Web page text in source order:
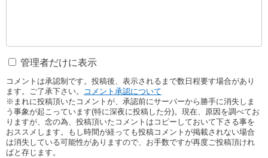
管理者だけに表示
コメントは承認制です。投稿後、表示されるまで数日程要す場合があり
ます。ご了承下さい。
コメント承認について
※まれに投稿頂いたコメントが、承認前にサーバーから勝手に消失しま
う事象が起こっています(特に深夜に投稿した分)。現在、原因を調べてお
りますが、念の為、投稿頂いたコメントはコピーしておいて下さる事を
おススメします。もし時間が経っても投稿コメントが掲載されない場合
は消失している可能性がありますので、お手数ですが再度ご投稿頂けれ
ばと存じます。